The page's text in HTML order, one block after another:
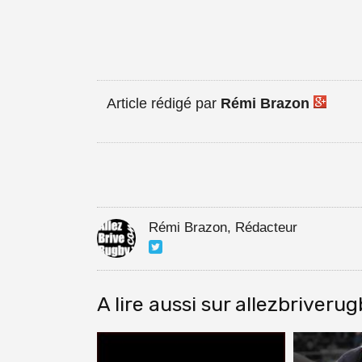
Article rédigé par Rémi Brazon
Rémi Brazon, Rédacteur
A lire aussi sur